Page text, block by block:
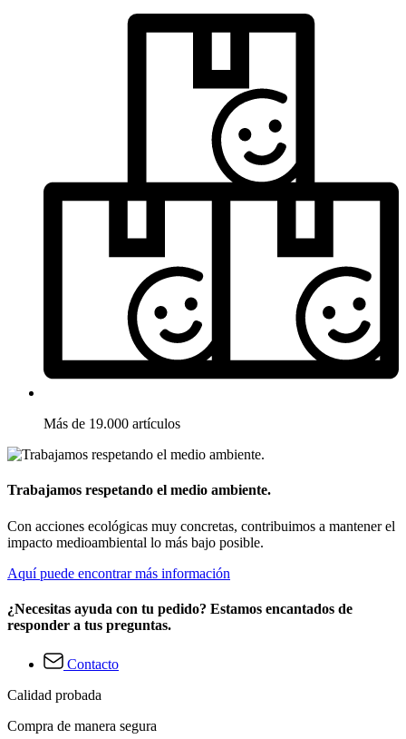
Más de 19.000 artículos
Trabajamos respetando el medio ambiente.
Con acciones ecológicas muy concretas, contribuimos a mantener el
impacto medioambiental lo más bajo posible.
Aquí puede encontrar más información
¿Necesitas ayuda con tu pedido? Estamos encantados de
responder a tus preguntas.
Contacto
Calidad probada
Compra de manera segura